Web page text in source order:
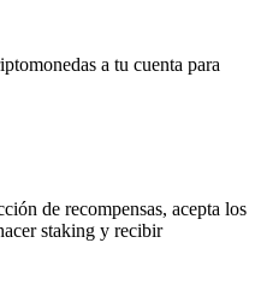
a tu cuenta para
de recompensas, acepta los
staking y recibir